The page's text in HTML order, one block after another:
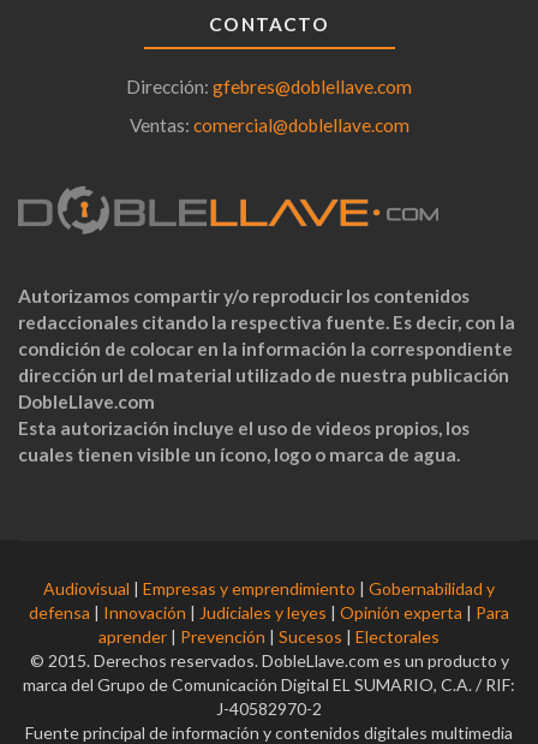
CONTACTO
Dirección: gfebres@doblellave.com
Ventas: comercial@doblellave.com
Autorizamos compartir y/o reproducir los contenidos
redaccionales citando la respectiva fuente. Es decir, con la
condición de colocar en la información la correspondiente
dirección url del material utilizado de nuestra publicación
DobleLlave.com
Esta autorización incluye el uso de videos propios, los
cuales tienen visible un ícono, logo o marca de agua.
Audiovisual Empresas y emprendimiento
Gobernabilidad y
defensa
Innovación Judiciales y leyes Opinión experta
Para
aprender
Prevención Sucesos
Electorales
© 2015. Derechos reservados. DobleLlave.com es un producto y
marca del Grupo de Comunicación Digital EL SUMARIO, C.A. / RIF:
J-40582970-2
Fuente principal de información y contenidos digitales multimedia